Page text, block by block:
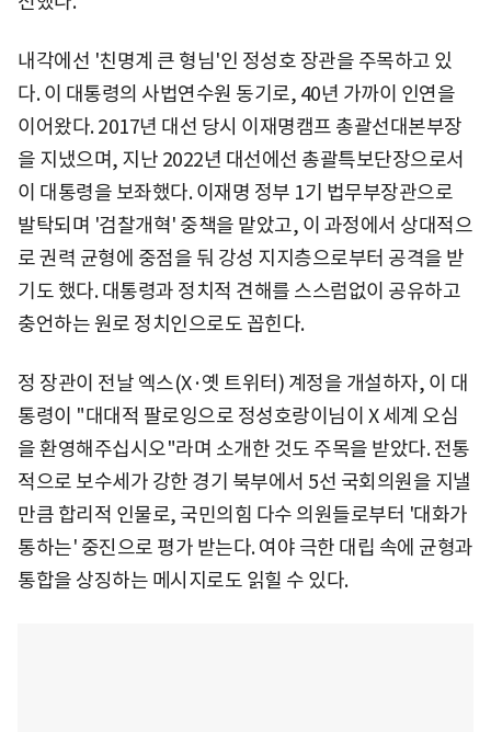
내각에선 '친명계 큰 형님'인 정성호 장관을 주목하고 있
다. 이 대통령의 사법연수원 동기로, 40년 가까이 인연을
이어왔다. 2017년 대선 당시 이재명캠프 총괄선대본부장
을 지냈으며, 지난 2022년 대선에선 총괄특보단장으로서
이 대통령을 보좌했다. 이재명 정부 1기 법무부장관으로
발탁되며 '검찰개혁' 중책을 맡았고, 이 과정에서 상대적으
로 권력 균형에 중점을 둬 강성 지지층으로부터 공격을 받
기도 했다. 대통령과 정치적 견해를 스스럼없이 공유하고
충언하는 원로 정치인으로도 꼽힌다.
정 장관이 전날 엑스(X·옛 트위터) 계정을 개설하자, 이 대
통령이 "대대적 팔로잉으로 정성호랑이님이 X 세계 오심
을 환영해주십시오"라며 소개한 것도 주목을 받았다. 전통
적으로 보수세가 강한 경기 북부에서 5선 국회의원을 지낼
만큼 합리적 인물로, 국민의힘 다수 의원들로부터 '대화가
통하는' 중진으로 평가 받는다. 여야 극한 대립 속에 균형과
통합을 상징하는 메시지로도 읽힐 수 있다.